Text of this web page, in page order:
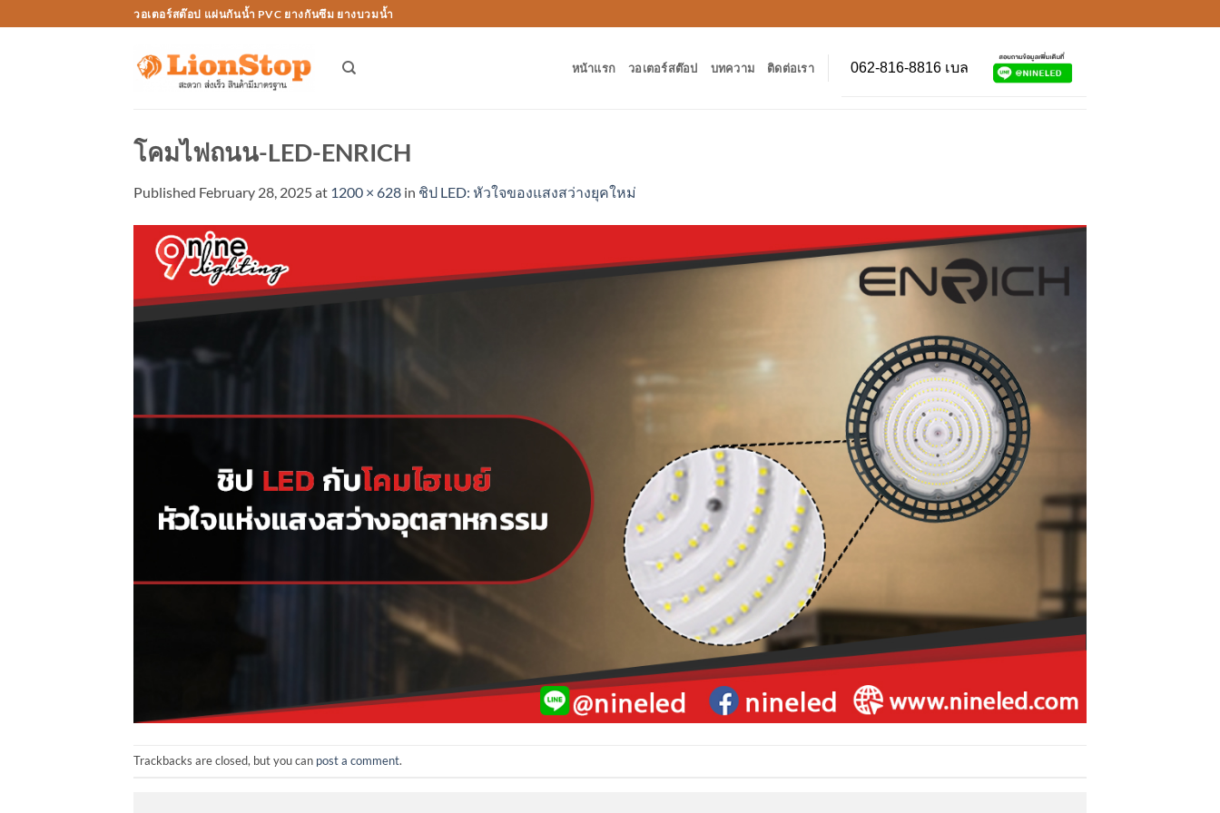
to
วอเตอร์สต๊อป แผ่นกันน้ำ PVC ยางกันซึม ยางบวมน้ำ
หน้าแรก วอเตอร์สต๊อป บทความ ติดต่อเรา 062-816-8816 เบล
โคมไฟถนน-LED-ENRICH
Published February 28, 2025at 1200 × 628 in ชิป LED: หัวใจของแสงสว่างยุคใหม่
Trackbacks are closed, but you can post a comment.